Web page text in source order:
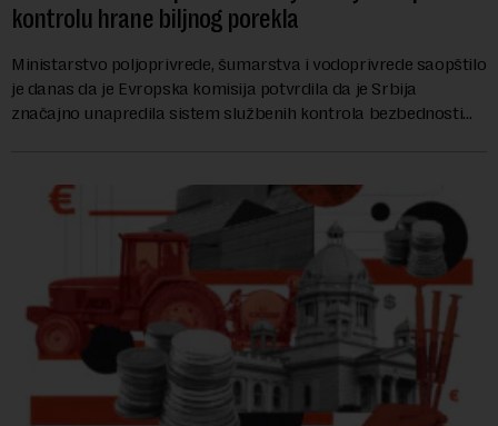
kontrolu hrane biljnog porekla
Ministarstvo poljoprivrede, šumarstva i vodoprivrede saopštilo
je danas da je Evropska komisija potvrdila da je Srbija
značajno unapredila sistem službenih kontrola bezbednosti